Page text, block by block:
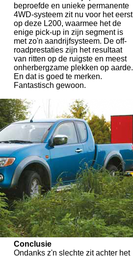
beproefde en unieke permanente
4WD-systeem zit nu voor het eerst
op deze L200, waarmee het de
enige pick-up in zijn segment is
met zo'n aandrijfsysteem. De off-
roadprestaties zijn het resultaat
van ritten op de ruigste en meest
onherbergzame plekken op aarde.
En dat is goed te merken.
Fantastisch gewoon.
Conclusie
Ondanks z'n slechte zit achter het